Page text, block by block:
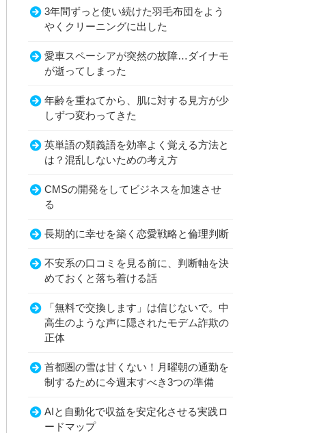
3年間ずっと使い続けた羽毛布団をよう
やくクリーニングに出した
愛車スペーシアが突然の故障…ダイナモ
が逝ってしまった
年齢を重ねてから、肌に対する見方が少
しずつ変わってきた
英単語の類義語を効率よく覚える方法と
は？混乱しないための考え方
CMSの開発をしてビジネスを加速させ
る
長期的に幸せを築く恋愛戦略と倫理判断
不安系の口コミを見る前に、判断軸を決
めておくと落ち着ける話
「無料で交換します」は信じないで。中
高生のような声に隠されたモデム詐欺の
正体
首都圏の雪は甘くない！月曜朝の通勤を
制するために今週末すべき3つの準備
AIと自動化で収益を安定化させる実践ロ
ードマップ